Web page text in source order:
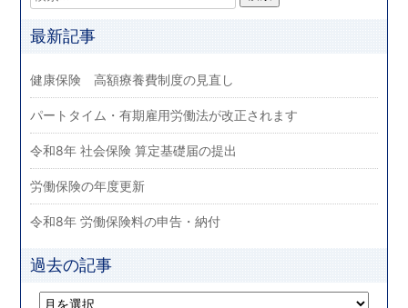
最新記事
健康保険 高額療養費制度の見直し
パートタイム・有期雇用労働法が改正されます
令和8年 社会保険 算定基礎届の提出
労働保険の年度更新
令和8年 労働保険料の申告・納付
過去の記事